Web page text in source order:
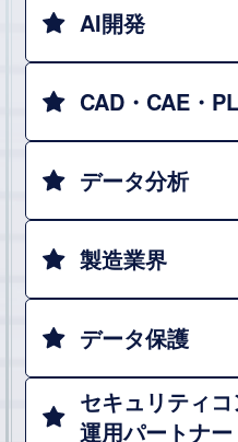
AI開発
CAD・CAE・
データ分析
製造業界
データ保護
セキュリティ
運用パートナー